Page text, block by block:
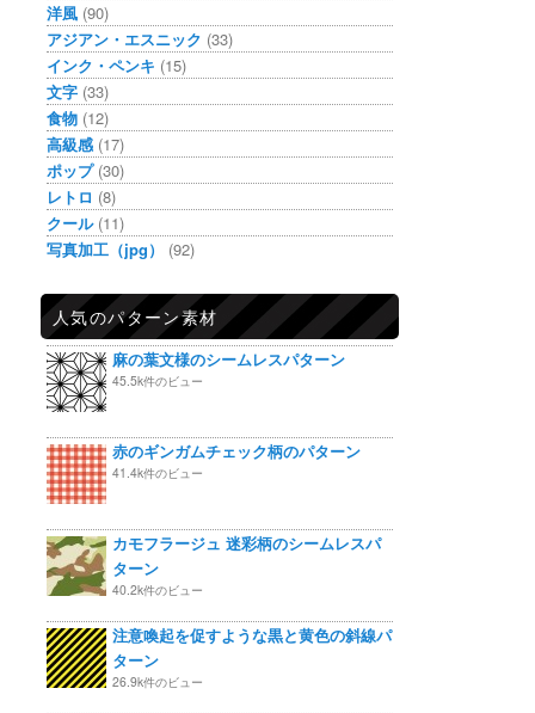
洋風 (90)
アジアン・エスニック (33)
インク・ペンキ (15)
文字 (33)
食物 (12)
高級感 (17)
ポップ(30)
レトロ (8)
クール(11)
写真加工（jpg）
(92)
人気のパターン素材
麻の葉文様のシームレスパターン
45.5k件のビュー
赤のギンガムチェック柄のパターン
41.4k件のビュー
カモフラージュ 迷彩柄のシームレスパ
ターン
40.2k件のビュー
注意喚起を促すような黒と黄色の斜線パ
ターン
26.9k件のビュー